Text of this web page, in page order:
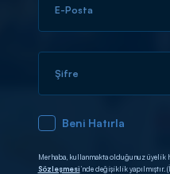
E-Posta
Şifre
Beni Hatırla
Merhaba, kullanmakta olduğunuz üyelik
Sözleşmesi’nde değişiklik